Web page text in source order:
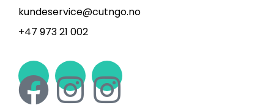
kundeservice@cutngo.no
+47 973 21 002